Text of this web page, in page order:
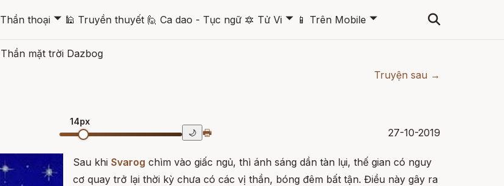
Thần thoại 🞃 🕌 Truyền thuyết 🙋 Ca dao - Tục ngữ 🔯 Tử Vi 🞃 📱 Trên Mobile 🞃
Thần mặt trời Dazbog
Truyện sau →
14px
🌙 🖶 27-10-2019
Sau khi Svarog chìm vào giấc ngủ, thì ánh sáng dần tàn lụi, thế gian có nguy
cơ quay trở lại thời kỳ chưa có các vị thần, bóng đêm bất tận. Điều này gây ra